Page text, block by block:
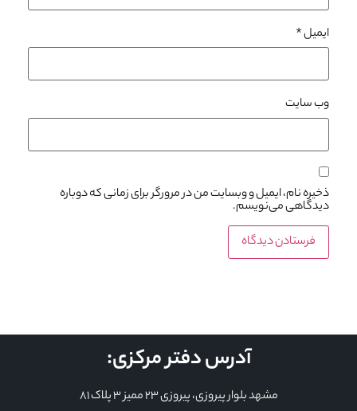
ایمیل*
وب‌ سایت
ذخیره نام، ایمیل و وبسایت من در مرورگر برای زمانی که دوباره
دیدگاهی می‌نویسم.
آدرس دفتر مرکزی:
مشهد بلوار پیروزی، پیروزی 23 ممیز 3 پلاک 81